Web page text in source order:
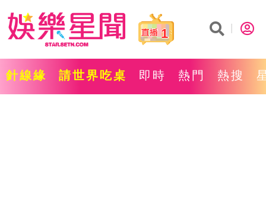
1
針線緣 請世界吃桌 即時 熱門 熱搜